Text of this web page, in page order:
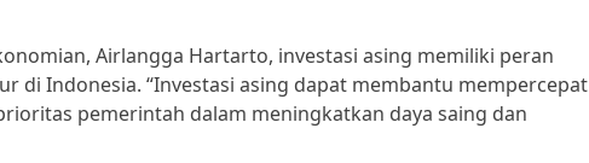
Airlangga Hartarto, investasi asing memiliki peran
di Indonesia. “Investasi asing dapat membantu mempercepat
pemerintah dalam meningkatkan daya saing dan